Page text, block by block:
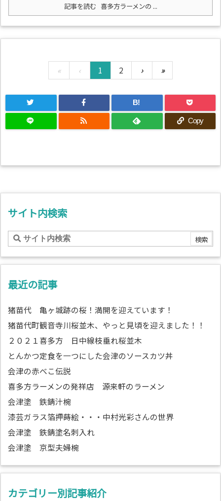
記事を読む 喜多方ラーメンの ...
« ‹ 1 2 › »
B!
Copy
サイト内検索
最近の記事
猪苗代 亀ヶ城跡の桜！満開を迎えています！
猪苗代町観音寺川桜並木、やっと見頃を迎えました！！
２０２１喜多方 日中線枝垂れ桜並木
とんかつ定食を一つにした会津のソースカツ丼
会津の赤べこ伝説
喜多方ラーメンの発祥店 源来軒のラーメン
会津塗 鉄錆汁椀
漆芸ガラス箔押蒔絵・・・中村光彩さんの世界
会津塗 鉄錆塗名刺入れ
会津塗 京型夫婦椀
カテゴリー別記事紹介